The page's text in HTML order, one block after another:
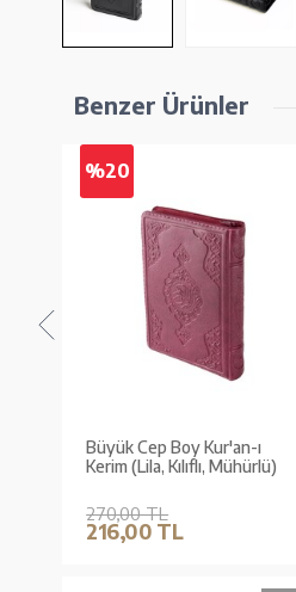
Benzer Ürünler
%20
Büyük Cep Boy Kur'an-ı
Kerim (Lila, Kılıflı, Mühürlü)
270,00 TL
216,00 TL